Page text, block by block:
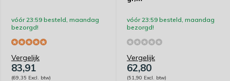
vóór 23:59 besteld, maandag
bezorgd!
Vergelijk
83,91
(69,35 Excl. btw)
vóór 23:59 besteld, maandag
bezorgd!
Vergelijk
62,80
(51,90 Excl. btw)